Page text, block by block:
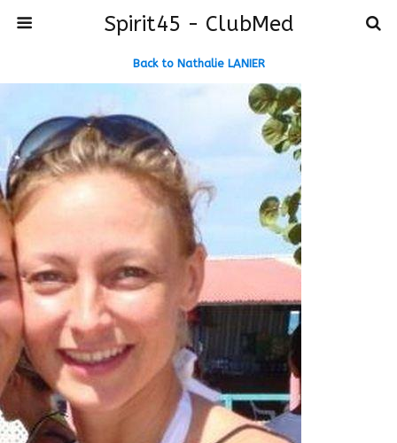
Spirit45 - ClubMed
Back to Nathalie LANIER